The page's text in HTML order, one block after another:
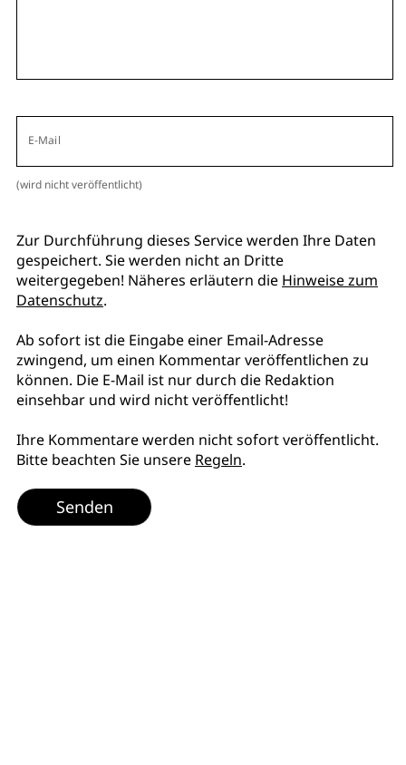
E-Mail
(wird nicht veröffentlicht)
Zur Durchführung dieses Service werden Ihre Daten
gespeichert. Sie werden nicht an Dritte
weitergegeben! Näheres erläutern die Hinweise zum
Datenschutz.
Ab sofort ist die Eingabe einer Email-Adresse
zwingend, um einen Kommentar veröffentlichen zu
können. Die E-Mail ist nur durch die Redaktion
einsehbar und wird nicht veröffentlicht!
Ihre Kommentare werden nicht sofort veröffentlicht.
Bitte beachten Sie unsere Regeln.
Senden